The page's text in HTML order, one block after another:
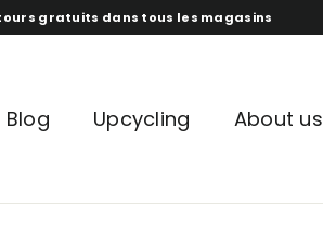
gratuits dans tous les magasins
Blog Upcycling About us